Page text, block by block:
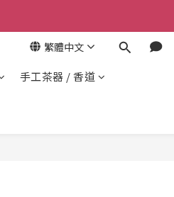
繁體中文
手工茶器 / 香道